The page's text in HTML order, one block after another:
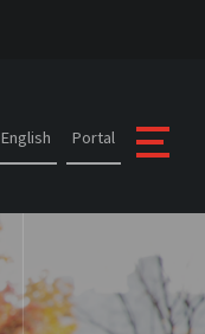
English Portal